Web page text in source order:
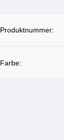
Produktnummer:
Farbe: